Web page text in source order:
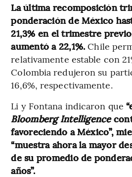
La última recomposición
ponderación de México
21,3% en el trimestre
aumentó a 22,1%. Chile
relativamente estable con
Colombia redujeron su
16,6%, respectivamente.
Li y Fontana indicaron que
Bloomberg Intelligence
favoreciendo a México”,
“muestra ahora la mayor
de su promedio de
años”.